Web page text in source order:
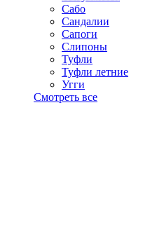
Сабо
Сандалии
Сапоги
Слипоны
Туфли
Туфли летние
Угги
Смотреть все